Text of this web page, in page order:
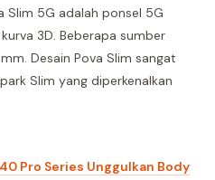
Slim 5G adalah ponsel 5G
3D. Beberapa sumber
Desain Pova Slim sangat
Slim yang diperkenalkan
Pro Series Unggulkan Body